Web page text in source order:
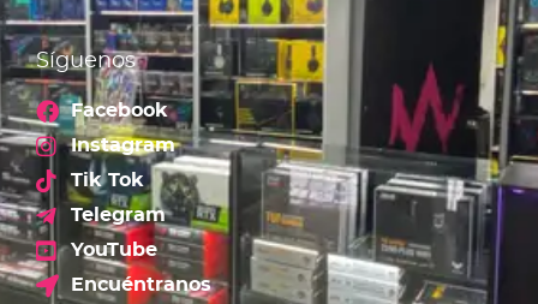
Síguenos
Facebook
Instagram
Tik Tok
Telegram
YouTube
Encuéntranos